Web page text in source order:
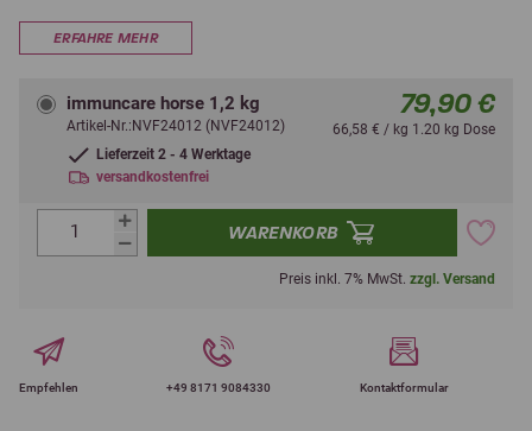
ERFAHRE MEHR
immuncare horse 1,2 kg
Artikel-Nr.:NVF24012 (NVF24012)
Lieferzeit 2 - 4 Werktage
versandkostenfrei
79,90 €
66,58 € / kg 1.20 kg Dose
WARENKORB
Preis inkl. 7% MwSt. zzgl. Versand
Empfehlen +49 8171 9084330 Kontaktformular